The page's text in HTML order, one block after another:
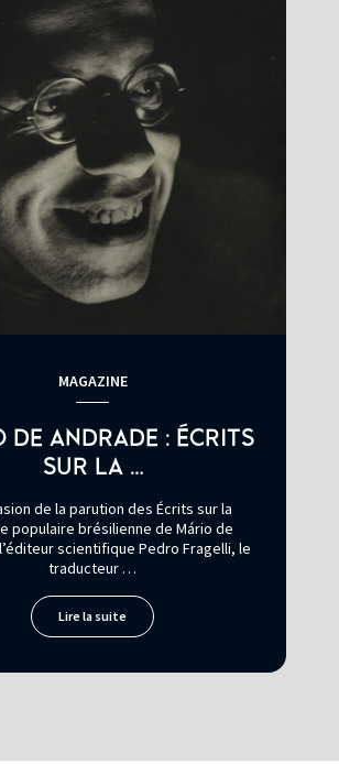
MAGAZINE
DE ANDRADE : ÉCRITS
SUR LA …
de la parution des Écrits sur la
populaire brésilienne de Mário de
scientifique Pedro Fragelli, le
traducteur …
Lire la suite